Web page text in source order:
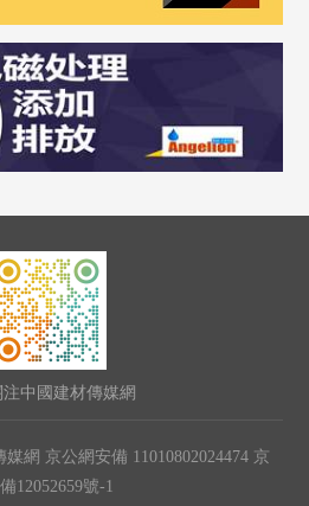
中國建材傳媒網
媒網 京公網安備 11010802024474 京
12052659號-1